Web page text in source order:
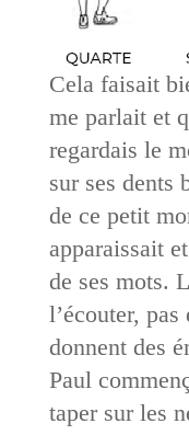
Cela faisait
me parlait et
regardais le
sur ses dents
de ce petit
apparaissait
de ses mots.
l’écouter,
donnent des
Paul
taper sur les